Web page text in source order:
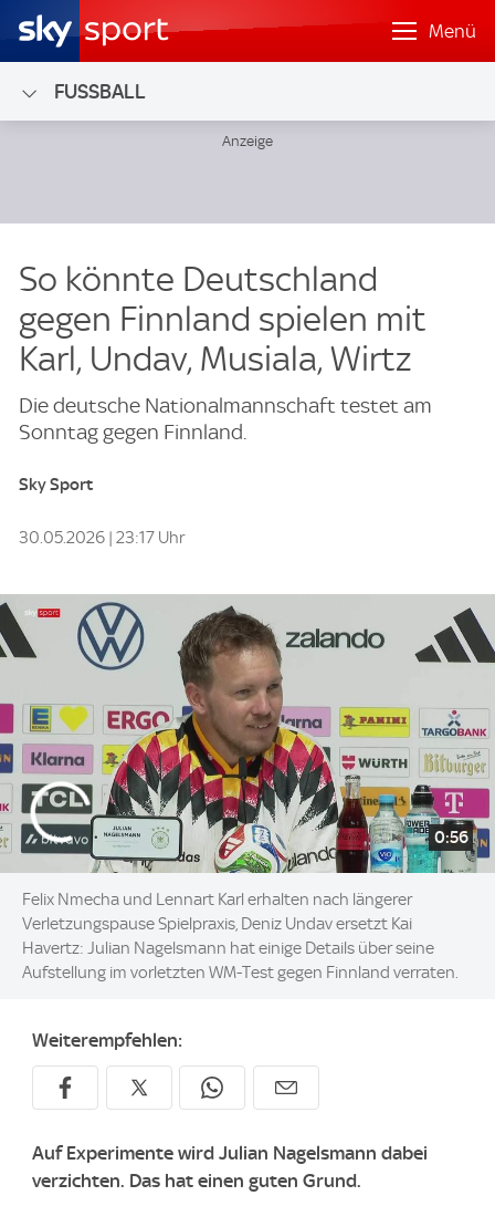
Menü
FUSSBALL
So könnte Deutschland
gegen Finnland spielen mit
Karl, Undav, Musiala, Wirtz
Die deutsche Nationalmannschaft testet am
Sonntag gegen Finnland.
Sky Sport
30.05.2026 | 23:17 Uhr
0:56
Felix Nmecha und Lennart Karl erhalten nach längerer
Verletzungspause Spielpraxis, Deniz Undav ersetzt Kai
Havertz: Julian Nagelsmann hat einige Details über seine
Aufstellung im vorletzten WM-Test gegen Finnland verraten.
Weiterempfehlen:
Auf Experimente wird Julian Nagelsmann dabei
verzichten. Das hat einen guten Grund.